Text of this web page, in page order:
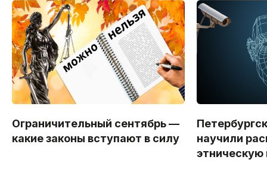
Ограничительный сентябрь —
какие законы вступают в силу
научили